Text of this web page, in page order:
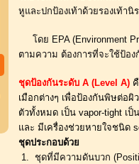
หูและปกป้องเท้าด้วยรองเท้า
โดย EPA (Environment
ตามความ ต้องการที่จะใช้ป้อ
ชุดป้องกันระดับ A (Level A)
เมือกต่างๆ เพื่อป้องกันพิษต่อ
ตัวทั้งหมด เป็น vapor-tight เ
และ มีเครื่องช่วยหายใจชนิด
ชุดประกอบด้วย
1.  ชุดที่มีความดันบวก